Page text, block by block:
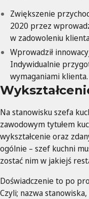
Zwiększenie
2020 przez
w zadowoleniu
Wprowadził
Indywidualnie
wymaganiami klienta.
Na stanowisku szefa
zawodowym tytułem
wykształcenie oraz
ogólnie – szef kuchni
zostać nim w jakiejś
Doświadczenie to po
Czyli; nazwa